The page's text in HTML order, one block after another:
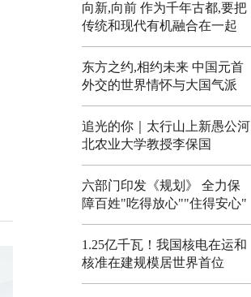
向新,向前 作为千年古都,要把
传统和现代有机融合在一起
东方之约,相约未来 中国元首
外交的世界情怀与大国气派
追光的你｜太行山上新愚公河
北农业大学教授李保国
六部门印发《规划》 全力保
障百姓"吃得放心""住得安心"
1.25亿千瓦！我国核电在运和
核准在建规模居世界首位